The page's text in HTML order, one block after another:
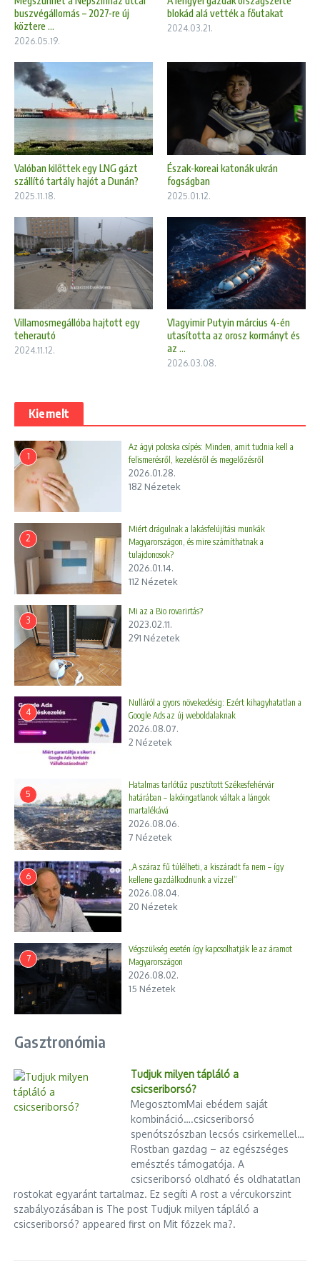
buszvégállomás – 2027-re új
köztere ...
2026.05.19.
blokád alá vették a főutakat
2024.03.21.
Valóban kilőttek egy LNG gázt
szállító tartály hajót a Dunán?
2025.11.18.
Észak-koreai katonák ukrán
fogságban
2025.01.12.
Villamosmegállóba hajtott egy
teherautó
2024.11.12.
Vlagyimir Putyin március 4-én
utasította az orosz kormányt és
az ...
2026.03.08.
Kiemelt
1
Az ágyi poloska csípés: Minden, amit tudnia kell a
felismerésről, kezelésről és megelőzésről
2026.01.28.
182 Nézetek
2
Miért drágulnak a lakásfelújítási munkák
Magyarországon, és mire számíthatnak a
tulajdonosok?
2026.01.14.
112 Nézetek
3
Mi az a Bio rovarirtás?
2023.02.11.
291 Nézetek
4
Nulláról a gyors növekedésig: Ezért kihagyhatatlan a
Google Ads az új weboldalaknak
2026.08.07.
2 Nézetek
5
Hatalmas tarlótűz pusztított Székesfehérvár
határában – lakóingatlanok váltak a lángok
martalékává
2026.08.06.
7 Nézetek
6
„A száraz fű túlélheti, a kiszáradt fa nem – így
kellene gazdálkodnunk a vízzel”
2026.08.04.
20 Nézetek
7
Végszükség esetén így kapcsolhatják le az áramot
Magyarországon
2026.08.02.
15 Nézetek
Gasztronómia
Tudjuk milyen tápláló a
csicseriborsó?
MegosztomMai ebédem saját
kombináció….csicseriborsó
spenótszószban lecsós csirkemellel…
Rostban gazdag – az egészséges
emésztés támogatója. A
csicseriborsó oldható és oldhatatlan
rostokat egyaránt tartalmaz. Ez segíti A rost a vércukorszint
szabályozásában is The post Tudjuk milyen tápláló a
csicseriborsó? appeared first on Mit főzzek ma?.